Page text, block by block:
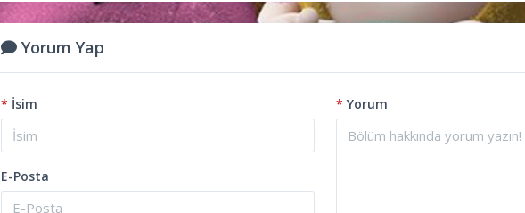
Yorum Yap
* İsim
E-Posta
* Yorum